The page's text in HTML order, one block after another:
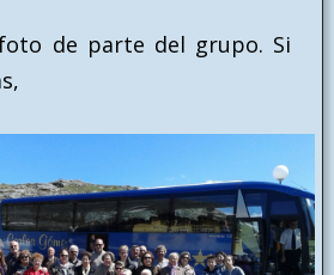
de parte del grupo. Si